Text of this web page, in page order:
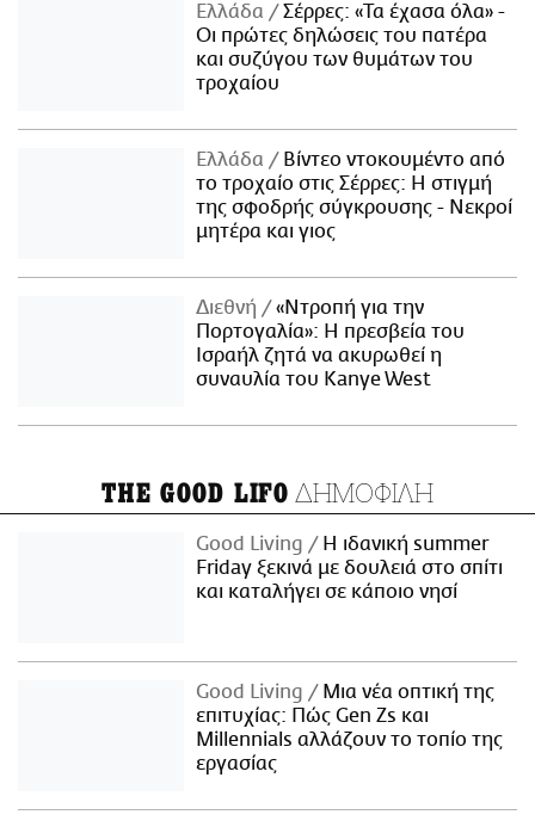
Ελλάδα
Σέρρες: «Τα έχασα όλα» -
Οι πρώτες δηλώσεις του πατέρα
και συζύγου των θυμάτων του
τροχαίου
Ελλάδα
Βίντεο ντοκουμέντο από
το τροχαίο στις Σέρρες: Η στιγμή
της σφοδρής σύγκρουσης - Νεκροί
μητέρα και γιος
Διεθνή
«Ντροπή για την
Πορτογαλία»: Η πρεσβεία του
Ισραήλ ζητά να ακυρωθεί η
συναυλία του Kanye West
THE GOOD LIFO ΔΗΜΟΦΙΛΗ
Good Living
Η ιδανική summer
Friday ξεκινά με δουλειά στο σπίτι
και καταλήγει σε κάποιο νησί
Good Living
Μια νέα οπτική της
επιτυχίας: Πώς Gen Zs και
Millennials αλλάζουν το τοπίο της
εργασίας